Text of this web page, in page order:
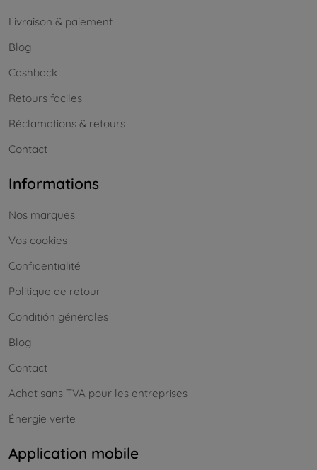
Livraison & paiement
Blog
Cashback
Retours faciles
Réclamations & retours
Contact
Informations
Nos marques
Vos cookies
Confidentialité
Politique de retour
Conditión générales
Blog
Contact
Achat sans TVA pour les entreprises
Énergie verte
Application mobile